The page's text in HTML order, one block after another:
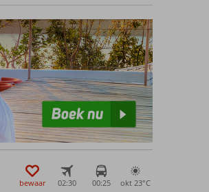
de accommodaties wordt
bewaar 02:30 00:25 okt 23°C